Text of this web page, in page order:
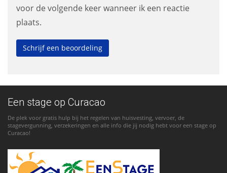
voor de volgende keer wanneer ik een reactie
plaats.
Een stage op Curacao
De plek voor gratis hulp bij het regelen van huisvesting, vervoer, de
stagevergunning, verzekeringen en alle info die jij nodig hebt voor een stage op
Curacao!